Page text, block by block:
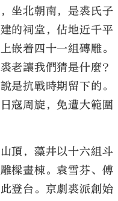
坐北朝南，是裘氏子
的祠堂，佔地近千平
嵌着四十一組磚雕。
老讓我們猜是什麼？
是抗戰時期留下的。
寇周旋，免遭大範圍
頂，藻井以十六組斗
樑畫棟。袁雪芬、傅
登台。京劇裘派創始